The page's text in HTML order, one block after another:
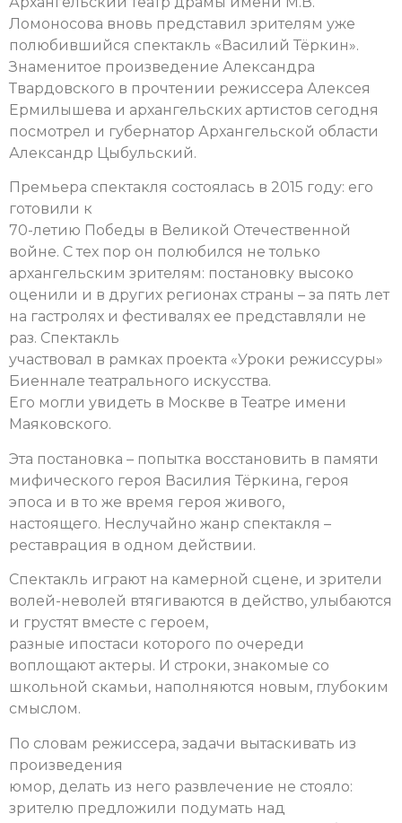
Ломоносова вновь представил зрителям уже
полюбившийся спектакль «Василий Тёркин».
Знаменитое произведение Александра
Твардовского в прочтении режиссера Алексея
Ермилышева и архангельских артистов сегодня
посмотрел и губернатор Архангельской области
Александр Цыбульский.
Премьера спектакля состоялась в 2015 году: его
готовили к
70-летию Победы в Великой Отечественной
войне. С тех пор он полюбился не только
архангельским зрителям: постановку высоко
оценили и в других регионах страны – за пять лет
на гастролях и фестивалях ее представляли не
раз. Спектакль
участвовал в рамках проекта «Уроки режиссуры»
Биеннале театрального искусства.
Его могли увидеть в Москве в Театре имени
Маяковского.
Эта постановка – попытка восстановить в памяти
мифического героя Василия Тёркина, героя
эпоса и в то же время героя живого,
настоящего. Неслучайно жанр спектакля –
реставрация в одном действии.
Спектакль играют на камерной сцене, и зрители
волей-неволей втягиваются в действо, улыбаются
и грустят вместе с героем,
разные ипостаси которого по очереди
воплощают актеры. И строки, знакомые со
школьной скамьи, наполняются новым, глубоким
смыслом.
По словам режиссера, задачи вытаскивать из
произведения
юмор, делать из него развлечение не стояло:
зрителю предложили подумать над